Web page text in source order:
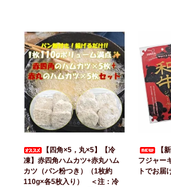
【四角×5，丸×5】【冷
凍】赤四角ハムカツ+赤丸ハム
カツ（パン粉つき）（1枚約
110g×各5枚入り） ＜注：冷
【
フジャー
トでお届